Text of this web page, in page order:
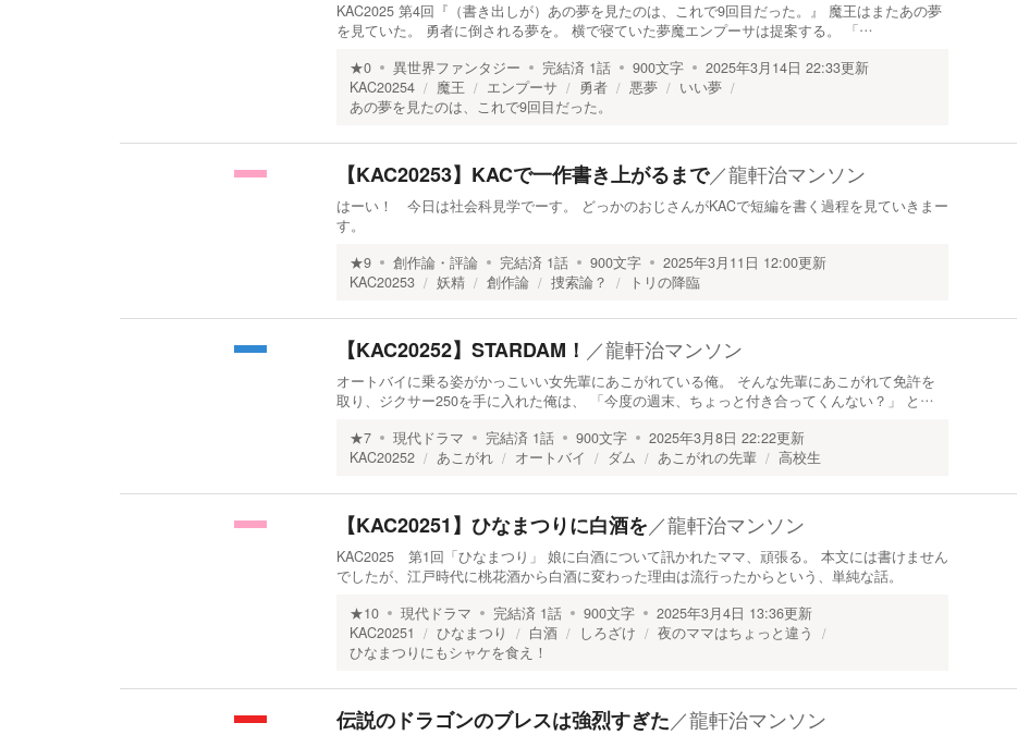
KAC2025 第4回『（書き出しが）あの夢を見たのは、これで9回目だった。』 魔王はまたあの夢
を見ていた。 勇者に倒される夢を。 横で寝ていた夢魔エンプーサは提案する。 「…
★0 異世界ファンタジー 完結済 1話 900文字 2025年3月14日 22:33更新
KAC20254
魔王 エンプーサ 勇者 悪夢
いい夢
あの夢を見たのは、これで9回目だった。
【KAC20253】KACで一作書き上がるまで／龍軒治マンソン
はーい！ 今日は社会科見学でーす。 どっかのおじさんがKACで短編を書く過程を見ていきまー
す。
★9 創作論・評論 完結済 1話 900文字 2025年3月11日 12:00更新
KAC20253
妖精 創作論 捜索論？ トリの降臨
【KAC20252】STARDAM！ ／龍軒治マンソン
オートバイに乗る姿がかっこいい女先輩にあこがれている俺。 そんな先輩にあこがれて免許を
取り、ジクサー250を手に入れた俺は、 「今度の週末、ちょっと付き合ってくんない？」 と…
★7 現代ドラマ 完結済 1話 900文字 2025年3月8日 22:22更新
KAC20252
あこがれ オートバイ ダム あこがれの先輩 高校生
【KAC20251】ひなまつりに白酒を／龍軒治マンソン
KAC2025 第1回「ひなまつり」 娘に白酒について訊かれたママ、頑張る。 本文には書けません
でしたが、江戸時代に桃花酒から白酒に変わった理由は流行ったからという、単純な話。
★10 現代ドラマ 完結済 1話 900文字 2025年3月4日 13:36更新
KAC20251
ひなまつり 白酒 しろざけ
夜のママはちょっと違う
ひなまつりにもシャケを食え！
伝説のドラゴンのブレスは強烈すぎた／龍軒治マンソン